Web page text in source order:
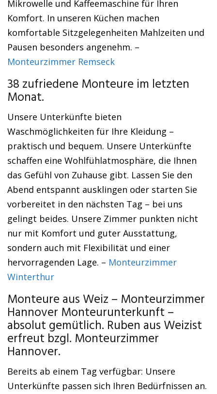
Mikrowelle und Kaffeemaschine für Ihren
Komfort. In unseren Küchen machen
komfortable Sitzgelegenheiten Mahlzeiten und
Pausen besonders angenehm. –
Monteurzimmer Remseck
38 zufriedene Monteure im letzten
Monat.
Unsere Unterkünfte bieten
Waschmöglichkeiten für Ihre Kleidung –
praktisch und bequem. Unsere Unterkünfte
schaffen eine Wohlfühlatmosphäre, die Ihnen
das Gefühl von Zuhause gibt. Lassen Sie den
Abend entspannt ausklingen oder starten Sie
vorbereitet in den nächsten Tag – bei uns
gelingt beides. Unsere Zimmer punkten nicht
nur mit Komfort und guter Ausstattung,
sondern auch mit Flexibilität und einer
hervorragenden Lage. – Monteurzimmer
Winterthur
Monteure aus Weiz – Monteurzimmer
Hannover Monteurunterkunft –
absolut gemütlich. Ruben aus Weizist
erfreut bzgl. Monteurzimmer
Hannover.
Bereits ab einem Tag verfügbar: Unsere
Unterkünfte passen sich Ihren Bedürfnissen an.